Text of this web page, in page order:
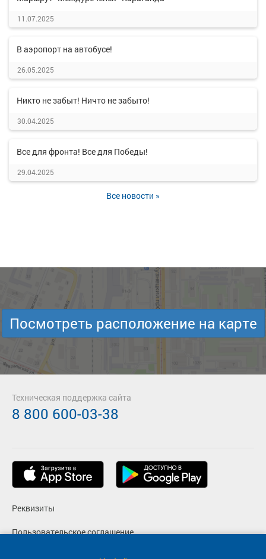
11.07.2025
В аэропорт на автобусе!
26.05.2025
Никто не забыт! Ничто не забыто!
30.04.2025
Все для фронта! Все для Победы!
29.04.2025
Все новости »
Посмотреть расположение на карте
Реквизиты
Пользовательское соглашение
Политика конфиденциальности
Техническая поддержка сайта
8 800 600-03-38